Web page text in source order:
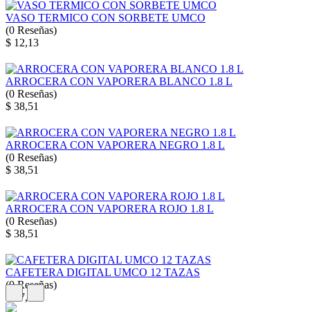
VASO TERMICO CON SORBETE UMCO
(0 Reseñas)
$ 12,13
ARROCERA CON VAPORERA BLANCO 1.8 L
(0 Reseñas)
$ 38,51
ARROCERA CON VAPORERA NEGRO 1.8 L
(0 Reseñas)
$ 38,51
ARROCERA CON VAPORERA ROJO 1.8 L
(0 Reseñas)
$ 38,51
CAFETERA DIGITAL UMCO 12 TAZAS
(0Reseñas)
$ 37,42